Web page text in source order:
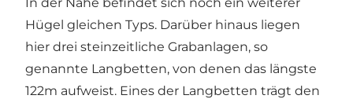
Hügel gleichen Typs. Darüber hinaus liegen
hier drei steinzeitliche Grabanlagen, so
genannte Langbetten, von denen das längste
122m aufweist. Eines der Langbetten trägt den